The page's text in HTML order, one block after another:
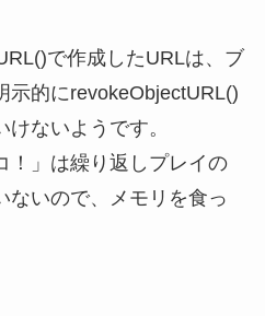
で作成したURLは、ブ
示的にrevokeObjectURL()
ないようです。
！」は繰り返しプレイの
ないので、メモリを食っ